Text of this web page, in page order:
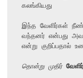
கலங்கியது
இந்த வேளிர்கள்
வந்தனர் என்பது
என்று குறிப்பதால்
தொன்று முதிர்